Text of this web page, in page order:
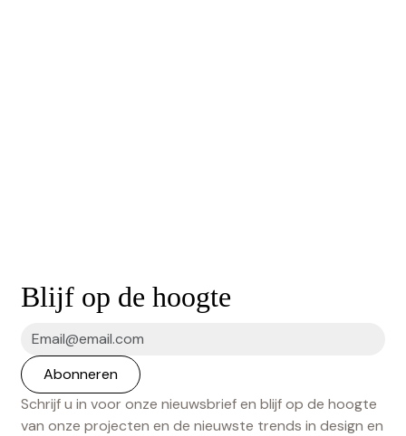
Blijf op de hoogte
Schrijf u in voor onze nieuwsbrief en blijf op de hoogte
van onze projecten en de nieuwste trends in design en